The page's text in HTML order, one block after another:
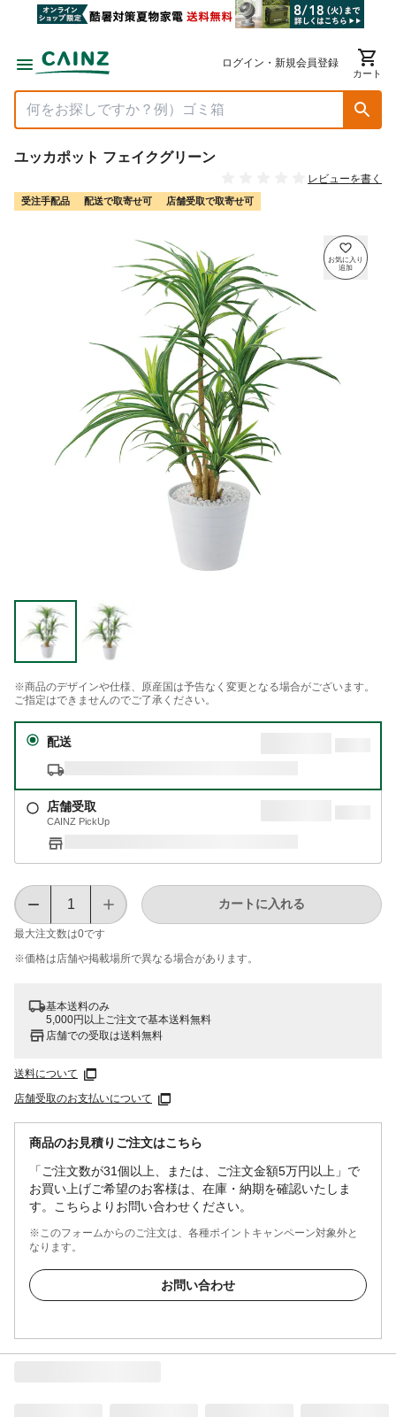
ログイン・新規会員登録
カート
ユッカポット フェイクグリーン
レビューを書く
受注手配品 配送で取寄せ可 店舗受取で取寄せ可
※商品のデザインや仕様、原産国は予告なく変更となる場合がございます。
ご指定はできませんのでご了承ください。
配送
店舗受取
CAINZ PickUp
最大注文数は0です
カートに入れる
※価格は​店舗や​掲載場所で​異なる​場合が​あります。
基本送料のみ
5,000円以上ご注文で基本送料無料
店舗での受取は送料無料
送料について
店舗受取のお支払いについて
商品のお見積りご注文はこちら
「ご注文数が31個以上、または、ご注文金額5万円以上」で
お買い上げご希望のお客様は、在庫・納期を確認いたしま
す。こちらよりお問い合わせください。
※このフォームからのご注文は、各種ポイントキャンペーン対象外と
なります。
お問い合わせ